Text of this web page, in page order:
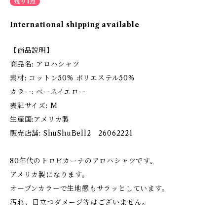
International shipping available
【商品説明】
商品名: アロハシャツ
素材: コットン50% ポリエステル50%
カラー: ベースイエロー
表記サイズ: M
生産国:アメリカ製
販売店舗: ShuShuBell2 26062221
80年代のトロピカーナのアロハシャツです。
アメリカ製になります。
オープンカラーで生地感もサラッとしています。
汚れ、目立つダメージ等はございません。